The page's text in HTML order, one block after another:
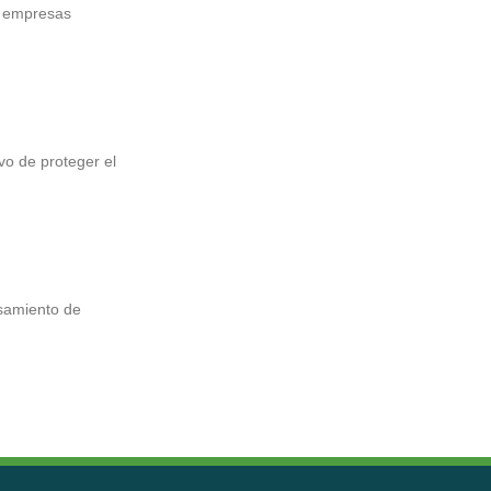
de proteger el
de